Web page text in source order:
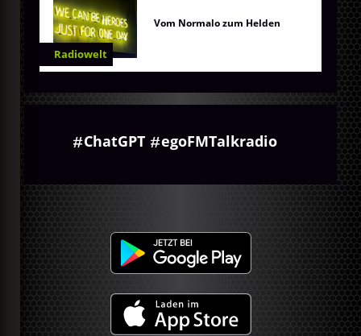
Radiowelt
Vom Normalo zum Helden
ChatGPT egoFMTalkradio